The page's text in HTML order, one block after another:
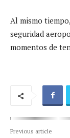
Al mismo
seguridad
momentos de
Previous article